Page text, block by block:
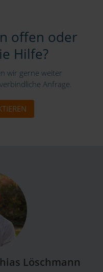
offen oder
Hilfe?
wir gerne weiter
Anfrage.
Löschmann